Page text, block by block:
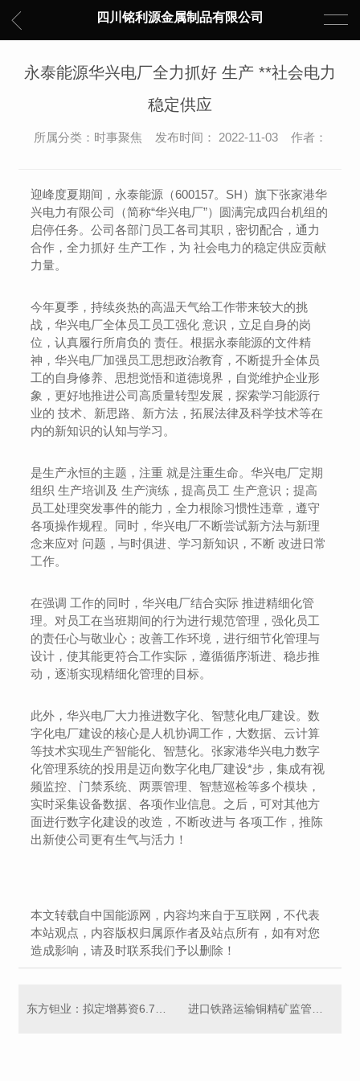
四川铭利源金属制品有限公司
永泰能源华兴电厂全力抓好 生产 **社会电力
稳定供应
所属分类：时事聚焦 发布时间： 2022-11-03 作者：
迎峰度夏期间，永泰能源（600157。SH）旗下张家港华
兴电力有限公司（简称“华兴电厂”）圆满完成四台机组的
启停任务。公司各部门员工各司其职，密切配合，通力
合作，全力抓好 生产工作，为 社会电力的稳定供应贡献
力量。
今年夏季，持续炎热的高温天气给工作带来较大的挑
战，华兴电厂全体员工员工强化 意识，立足自身的岗
位，认真履行所肩负的 责任。根据永泰能源的文件精
神，华兴电厂加强员工思想政治教育，不断提升全体员
工的自身修养、思想觉悟和道德境界，自觉维护企业形
象，更好地推进公司高质量转型发展，探索学习能源行
业的 技术、新思路、新方法，拓展法律及科学技术等在
内的新知识的认知与学习。
是生产永恒的主题，注重 就是注重生命。华兴电厂定期
组织 生产培训及 生产演练，提高员工 生产意识；提高
员工处理突发事件的能力，全力根除习惯性违章，遵守
各项操作规程。同时，华兴电厂不断尝试新方法与新理
念来应对 问题，与时俱进、学习新知识，不断 改进日常
工作。
在强调 工作的同时，华兴电厂结合实际 推进精细化管
理。对员工在当班期间的行为进行规范管理，强化员工
的责任心与敬业心；改善工作环境，进行细节化管理与
设计，使其能更符合工作实际，遵循循序渐进、稳步推
动，逐渐实现精细化管理的目标。
此外，华兴电厂大力推进数字化、智慧化电厂建设。数
字化电厂建设的核心是人机协调工作，大数据、云计算
等技术实现生产智能化、智慧化。张家港华兴电力数字
化管理系统的投用是迈向数字化电厂建设*步，集成有视
频监控、门禁系统、两票管理、智慧巡检等多个模块，
实时采集设备数据、各项作业信息。之后，可对其他方
面进行数字化建设的改造，不断改进与 各项工作，推陈
出新使公司更有生气与活力！
本文转载自中国能源网，内容均来自于互联网，不代表
本站观点，内容版权归属原作者及站点所有，如有对您
造成影响，请及时联系我们予以删除！